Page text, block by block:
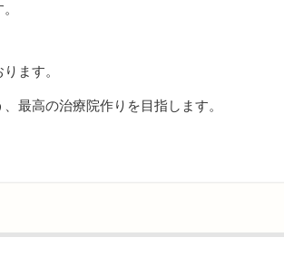
ます。
高の治療院作りを目指します。